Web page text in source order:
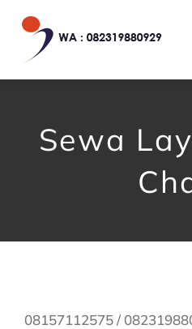
content
TENTANG KAMI
GALERI
Sewa
08157112575 /